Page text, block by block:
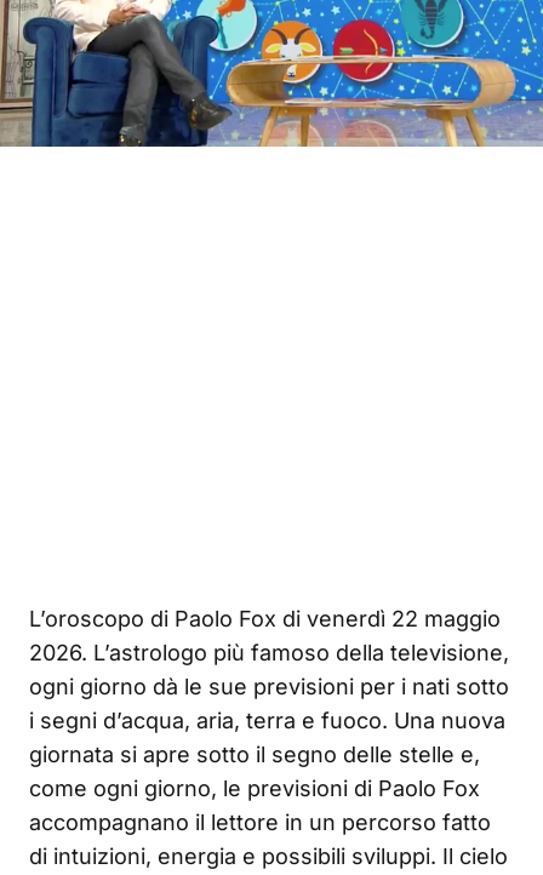
L’oroscopo di Paolo Fox di venerdì 22 maggio
2026. L’astrologo più famoso della televisione,
ogni giorno dà le sue previsioni per i nati sotto
i segni d’acqua, aria, terra e fuoco. Una nuova
giornata si apre sotto il segno delle stelle e,
come ogni giorno, le previsioni di Paolo Fox
accompagnano il lettore in un percorso fatto
di intuizioni, energia e possibili sviluppi. Il cielo